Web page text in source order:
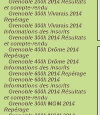
Grenoble 200k 2014 Résultats
et compte-rendu
Grenoble 300k Vivarais 2014
Repérage
Grenoble 300k Vivarais 2014
Informations des inscrits
Grenoble 300k 2014 Résultats
et compte-rendu
Grenoble 400k Drôme 2014
Repérage
Grenoble 400k Drôme 2014
Informations des inscrits
Grenoble 600k 2014 Repérage
Grenoble 600k 2014
Informations des inscrits
Grenoble 600k 2014 Résultats
et compte-rendu
Grenoble 300k MGM 2014
Repérage